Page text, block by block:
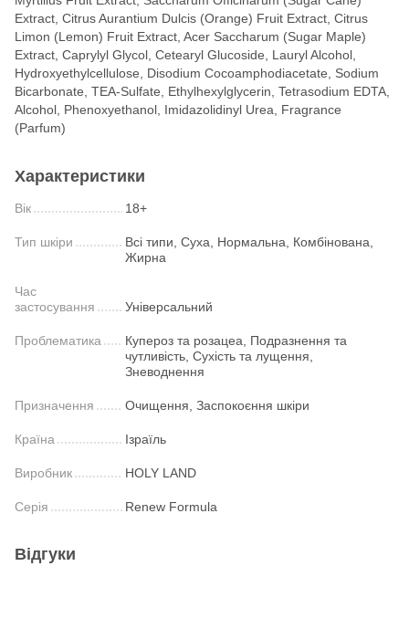
Extract, Citrus Aurantium Dulcis (Orange) Fruit Extract, Citrus
Limon (Lemon) Fruit Extract, Acer Saccharum (Sugar Maple)
Extract, Caprylyl Glycol, Cetearyl Glucoside, Lauryl Alcohol,
Hydroxyethylcellulose, Disodium Cocoamphodiacetate, Sodium
Bicarbonate, TEA-Sulfate, Ethylhexylglycerin, Tetrasodium EDTA,
Alcohol, Phenoxyethanol, Imidazolidinyl Urea, Fragrance
(Parfum)
Характеристики
Вік 18+
Тип шкіри
Всі типи, Суха, Нормальна, Комбінована,
Жирна
Час
застосування
Універсальний
Проблематика
Купероз та розацеа, Подразнення та
чутливість, Сухість та лущення,
Зневоднення
Призначення Очищення, Заспокоєння шкіри
Країна Ізраїль
Виробник HOLY LAND
Серія Renew Formula
Відгуки